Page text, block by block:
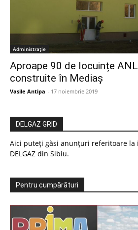
Administrație
Aproape 90 de locuințe
construite în Mediaș
Vasile Antipa - 17 noiembrie 2019
DELGAZ GRID
Aici puteți găsi anunțuri referitoare
DELGAZ din Sibiu.
Pentru cumpărături